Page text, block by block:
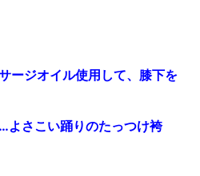
ージオイル使用して、膝下を
よさこい踊りのたっつけ袴